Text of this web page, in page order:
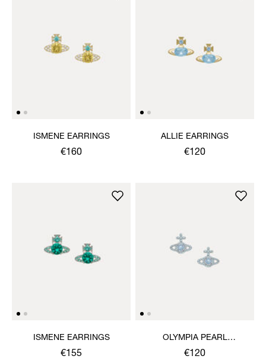
ISMENE EARRINGS
€160
ALLIE EARRINGS
€120
ISMENE EARRINGS
€155
OLYMPIA PEARL
EARRINGS
€120